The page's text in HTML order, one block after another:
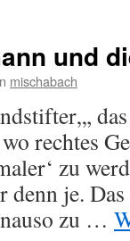
und
mischabach
rechtes
zu
je.
zu …